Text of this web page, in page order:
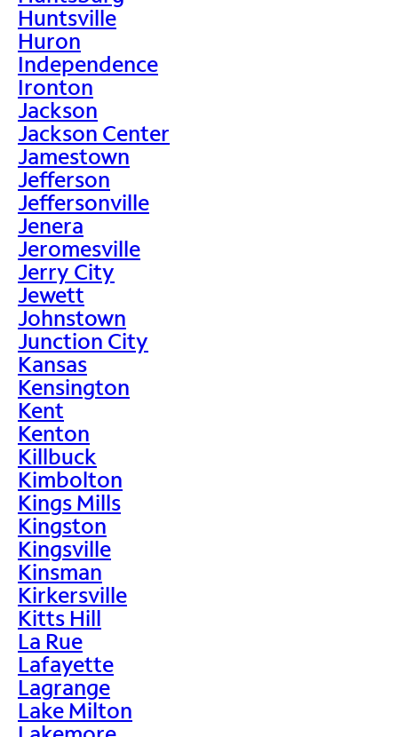
Huntsville
Huron
Independence
Ironton
Jackson
Jackson Center
Jamestown
Jefferson
Jeffersonville
Jenera
Jeromesville
Jerry City
Jewett
Johnstown
Junction City
Kansas
Kensington
Kent
Kenton
Killbuck
Kimbolton
Kings Mills
Kingston
Kingsville
Kinsman
Kirkersville
Kitts Hill
La Rue
Lafayette
Lagrange
Lake Milton